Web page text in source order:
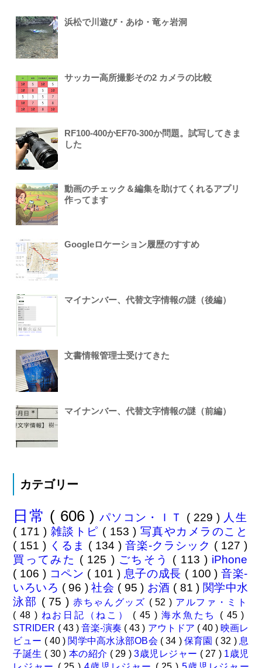
浜松で川遊び・あゆ・竜ヶ岩洞
サッカー高所撮影その2 カメラの比較
RF100-400かEF70-300か問題。試写してきま
した
動画のチェック＆編集を助けてくれるアプリ
作ってます
Googleロケーション履歴のすすめ
マイナンバー、代替文字情報の謎（後編）
文書情報管理士受けてきた
マイナンバー、代替文字情報の謎（前編）
カテゴリー
日常 ( 606 )パソコン・ＩＴ ( 229 ) 人生
( 171 ) 雑談トピ ( 153 ) 写真やカメラのこと
( 151 ) くるま ( 134 ) 音楽-クラシック ( 127 )
買ってみた ( 125 ) ごちそう ( 113 ) iPhone
( 106 ) コペン ( 101 ) 息子の成長 ( 100 )音楽-
いろいろ ( 96 )社会 ( 95 ) お酒 ( 81 ) 関学中水
泳部 ( 75 ) 赤ちゃんグッズ ( 52 ) アルファ・ミト
( 48 ) ねお日記（ねこ） ( 45 ) 海水魚たち ( 45 )
STRIDER ( 43 ) 音楽-演奏 ( 43 ) アウトドア ( 40 ) 映画レ
ビュー ( 40 ) 関学中高水泳部OB会 ( 34 ) 保育園 ( 32 ) 息
子誕生 ( 30 ) 本の紹介 ( 29 )3歳児レジャー ( 27 ) 1歳児